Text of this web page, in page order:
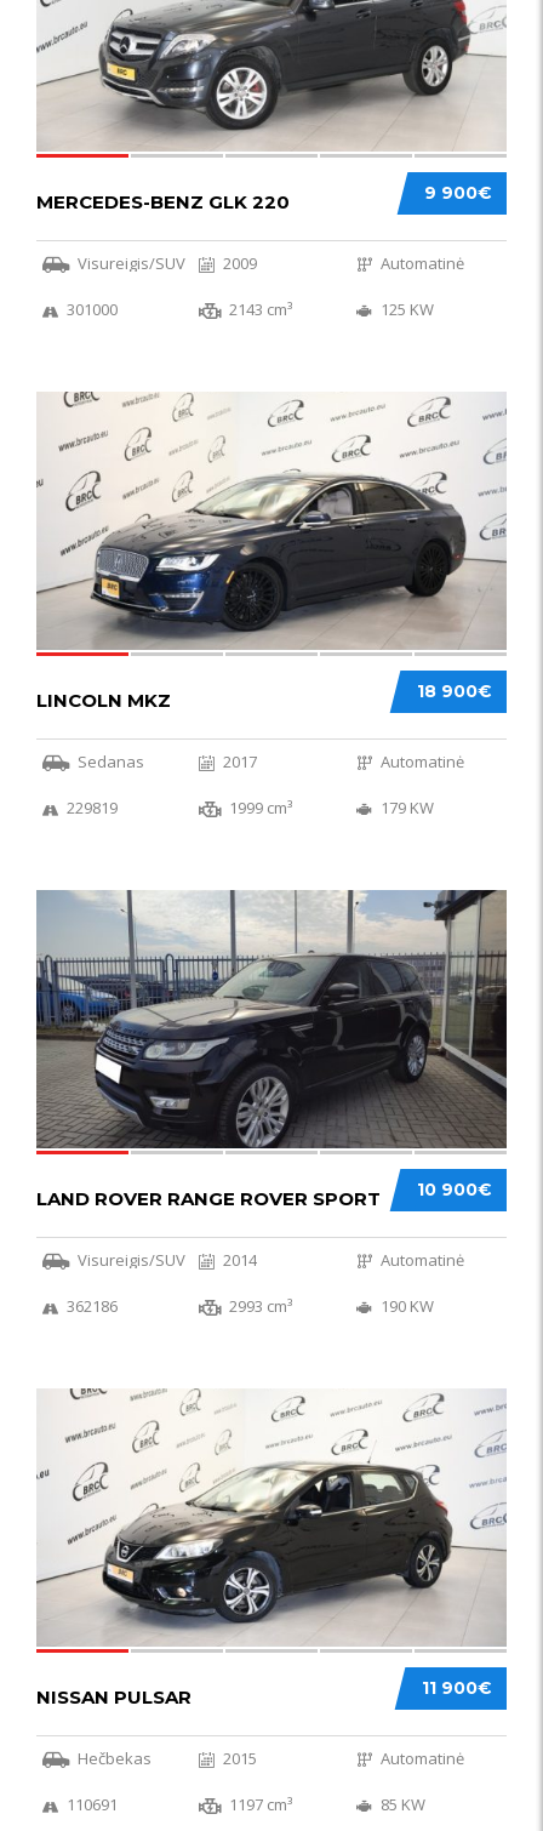
9 900€
MERCEDES-BENZ GLK 220
Visureigis/SUV 2009 Automatinė
301000 2143 cm³ 125 KW
18 900€
LINCOLN MKZ
Sedanas 2017 Automatinė
229819 1999 cm³ 179 KW
10 900€
LAND ROVER RANGE ROVER SPORT
Visureigis/SUV 2014 Automatinė
362186 2993 cm³ 190 KW
11 900€
NISSAN PULSAR
Hečbekas 2015 Automatinė
110691 1197 cm³ 85 KW